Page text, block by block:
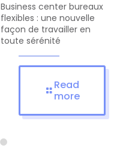
Business center bureaux
flexibles : une nouvelle
façon de travailler en
toute sérénité
Read
more